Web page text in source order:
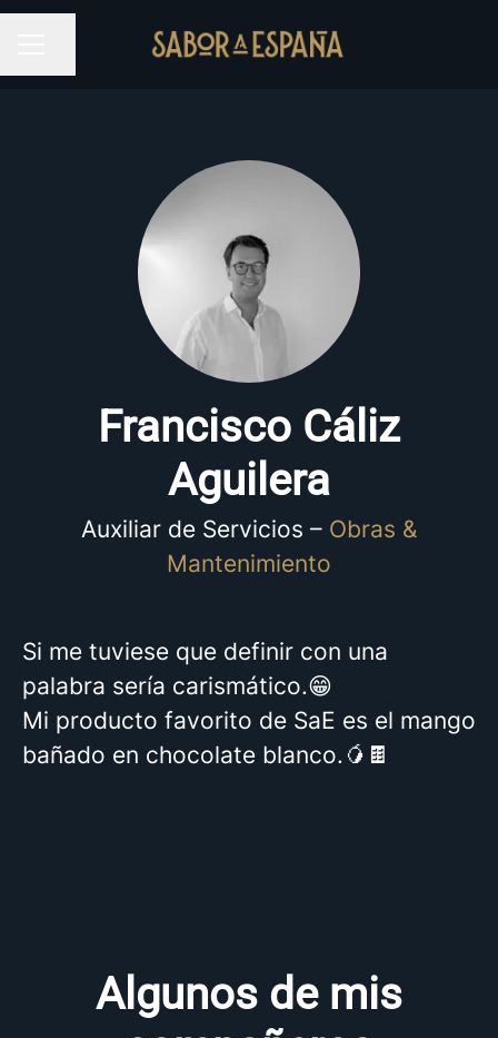
MENÚ DE EMPLEO
Compartir página
Francisco Cáliz
Aguilera
Auxiliar de Servicios – Obras &
Mantenimiento
Si me tuviese que definir con una
palabra sería carismático.😁
Mi producto favorito de SaE es el mango
bañado en chocolate blanco.🥭🍫
Algunos de mis